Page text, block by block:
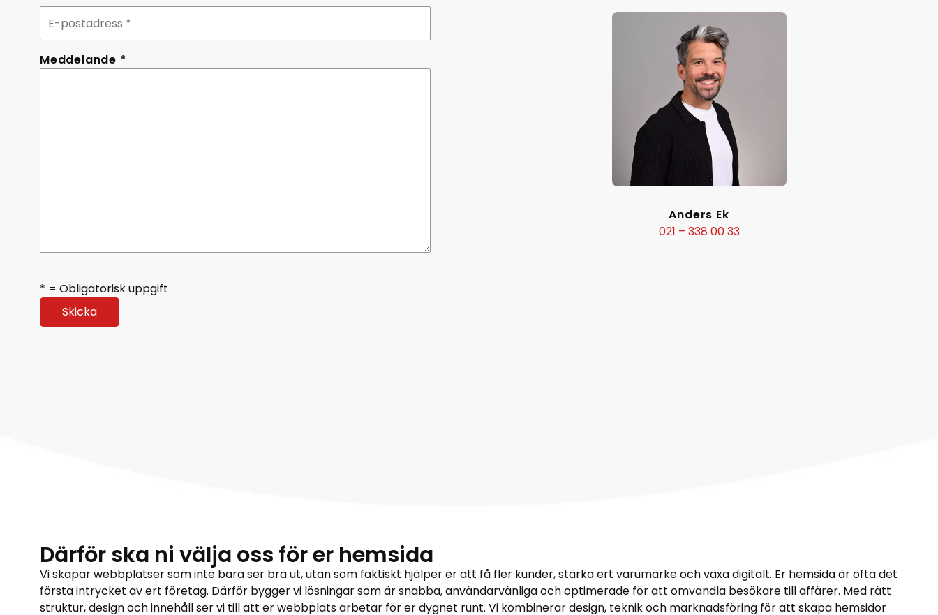
postadress
Meddelande *
* = Obligatorisk uppgift
Anders Ek
021 – 338 00 33
Därför ska ni välja oss för er hemsida
Vi skapar webbplatser som inte bara ser bra ut, utan som faktiskt hjälper er att få fler kunder, stärka ert varumärke och växa digitalt. Er hemsida är ofta det
första intrycket av ert företag. Därför bygger vi lösningar som är snabba, användarvänliga och optimerade för att omvandla besökare till affärer. Med rätt
struktur, design och innehåll ser vi till att er webbplats arbetar för er dygnet runt. Vi kombinerar design, teknik och marknadsföring för att skapa hemsidor